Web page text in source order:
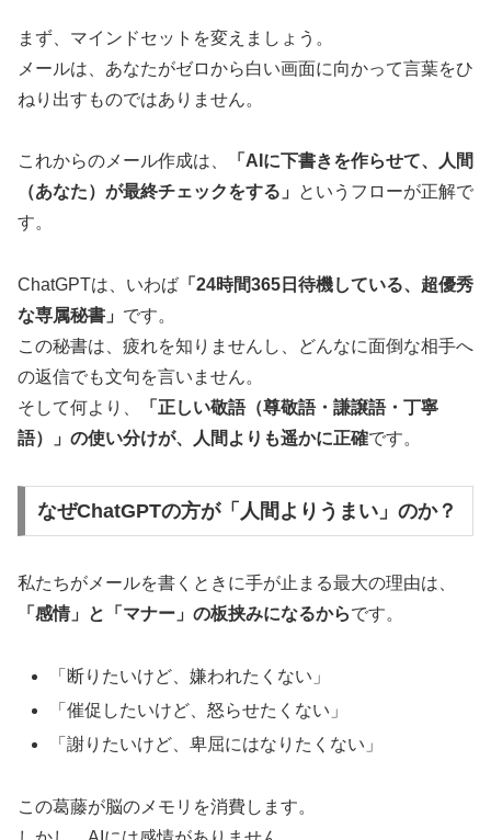
まず、マインドセットを変えましょう。
メールは、あなたがゼロから白い画面に向かって言葉をひ
ねり出すものではありません。
これからのメール作成は、
「AIに下書きを作らせて、人間
（あなた）が最終チェックをする」
というフローが正解で
す。
ChatGPTは、いわば 「24時間365日待機している、超優秀
な専属秘書」 です。
この秘書は、疲れを知りませんし、どんなに面倒な相手へ
の返信でも文句を言いません。
そして何より、
「正しい敬語（尊敬語・謙譲語・丁寧
語）」の使い分けが、人間よりも遥かに正確です。
なぜChatGPTの方が「人間よりうまい」のか？
私たちがメールを書くときに手が止まる最大の理由は、
「感情」と「マナー」の板挟みになるからです。
「断りたいけど、嫌われたくない」
「催促したいけど、怒らせたくない」
「謝りたいけど、卑屈にはなりたくない」
この葛藤が脳のメモリを消費します。